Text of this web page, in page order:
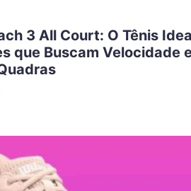
3 All Court: O Tênis
que Buscam Velocidade